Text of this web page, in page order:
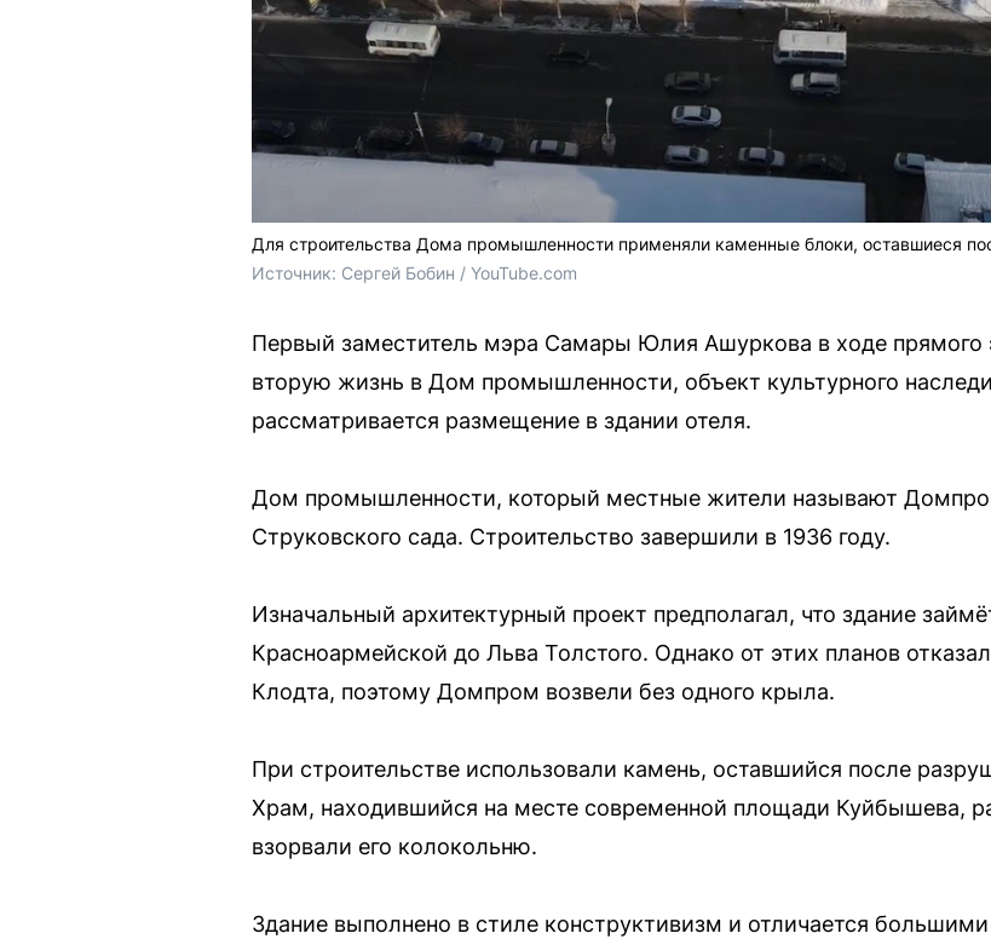
Для строительства Дома промышленности применяли каменные блоки, оставшиеся
Источник: Сергей Бобин / YouTube.com
Первый заместитель мэра Самары Юлия Ашуркова в ходе прямого
вторую жизнь в Дом промышленности, объект культурного
рассматривается размещение в здании отеля.
Дом промышленности, который местные жители называют
Струковского сада. Строительство завершили в 1936 году.
Изначальный архитектурный проект предполагал, что здание
Красноармейской до Льва Толстого. Однако от этих планов
Клодта, поэтому Домпром возвели без одного крыла.
При строительстве использовали камень, оставшийся после
Храм, находившийся на месте современной площади Куйбышева,
взорвали его колокольню.
Здание выполнено в стиле конструктивизм и отличается